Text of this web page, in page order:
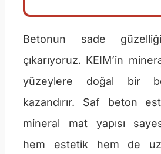
Betonun sade
çıkarıyoruz. KEIM’in
yüzeylere doğal bir
kazandırır. Saf beton
mineral mat yapısı
hem estetik hem de